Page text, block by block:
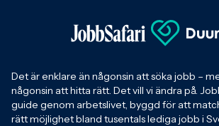
Det är enklare än någonsin att söka jobb –
någonsin att hitta rätt. Det vill vi ändra på.
guide genom arbetslivet, byggd för att
rätt möjlighet bland tusentals lediga jobb i